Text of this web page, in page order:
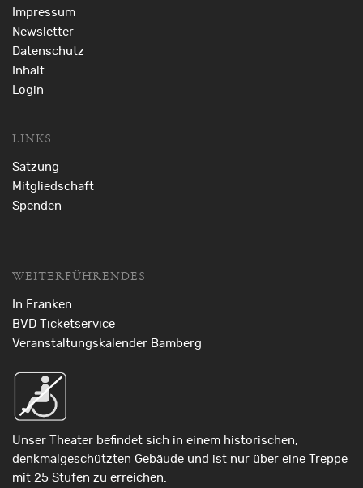
Impressum
Newsletter
Datenschutz
Inhalt
Login
LINKS
Satzung
Mitgliedschaft
Spenden
WEITERFÜHRENDES
In Franken
BVD Ticketservice
Veranstaltungskalender Bamberg
Unser Theater befindet sich in einem historischen,
denkmalgeschützten Gebäude und ist nur über eine Treppe
mit 25 Stufen zu erreichen.